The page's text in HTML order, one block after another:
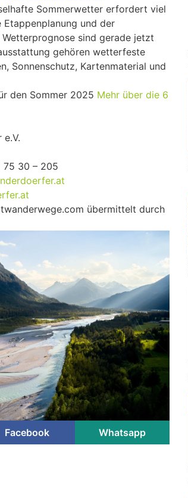
Sommerwetter erfordert viel
und der
sind gerade jetzt
gehören wetterfeste
Sonnenschutz, Kartenmaterial und
den Sommer 2025 Mehr über die 6
30 – 205
übermittelt durch
Facebook Whatsapp